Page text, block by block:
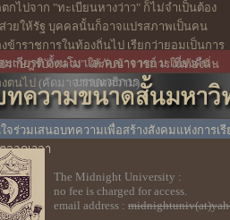
จร่วมเสนอบทความเพื่อสร้างสังคมแห่งการ
ลอดเวลา
มเกียรติ ตั้งนโม และคณาจารย์ ม.เที่ยงคืน -
บรรณาธิการ
The Midnight University :
no fee is charged for access.
email address :
กไปจาก "ทะเบียนหางว่าว" ก็ไม่จำเป็นต้อง
วยให้รัฐ บุคคลนั้นก็อาจแปรสภาพเป็นคน
ข้าราชการในท้องถิ่นไป เรียกว่ายอมเป็นการ
ราษฎร์บังหลวง" ให้กับข้าราชการในท้องถิ่น
ตนไป (คัดมาจากบทความ)